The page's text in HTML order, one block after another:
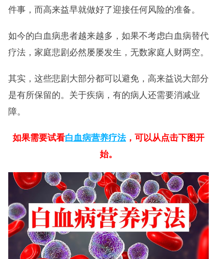
件事，而高来益早就做好了迎接任何风险的准备。
如今的白血病患者越来越多，如果不考虑白血病替代
疗法，家庭悲剧必然屡屡发生，无数家庭人财两空。
其实，这些悲剧大部分都可以避免，高来益说大部分
是有所保留的。关于疾病，有的病人还需要消减业
障。
如果需要试看白血病营养疗法，可以从点击下图开
始。